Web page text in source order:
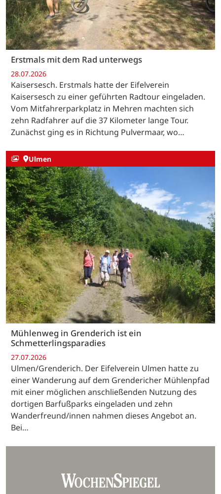
Erstmals mit dem Rad unterwegs
28.07.2026
Kaisersesch. Erstmals hatte der Eifelverein
Kaisersesch zu einer geführten Radtour eingeladen.
Vom Mitfahrerparkplatz in Mehren machten sich
zehn Radfahrer auf die 37 Kilometer lange Tour.
Zunächst ging es in Richtung Pulvermaar, wo…
Ulmen
Mühlenweg in Grenderich ist ein
Schmetterlingsparadies
27.07.2026
Ulmen/Grenderich. Der Eifelverein Ulmen hatte zu
einer Wanderung auf dem Grendericher Mühlenpfad
mit einer möglichen anschließenden Nutzung des
dortigen Barfußparks eingeladen und zehn
Wanderfreund/innen nahmen dieses Angebot an.
Bei…